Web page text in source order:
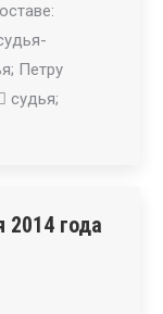
Петру
судья;
2014 года